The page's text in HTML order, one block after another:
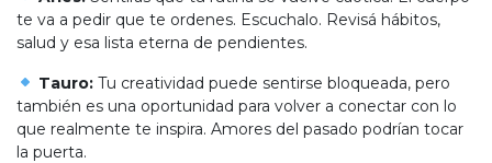
te va a pedir que te ordenes. Escuchalo. Revisá hábitos,
salud y esa lista eterna de pendientes.
Tauro:Tu creatividad puede sentirse bloqueada, pero
también es una oportunidad para volver a conectar con lo
que realmente te inspira. Amores del pasado podrían tocar
la puerta.